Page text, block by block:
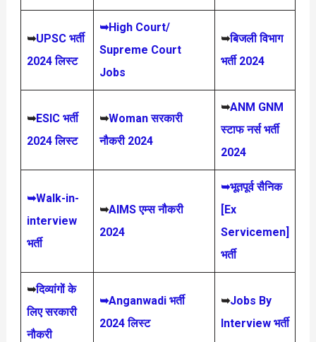
➥UPSC भर्ती
2024 लिस्ट
➥High Court/
Supreme Court
Jobs
➥बिजली विभाग
भर्ती 2024
➥ESIC भर्ती
2024 लिस्ट
➥Woman सरकारी
नौकरी 2024
➥ANM GNM
स्टाफ नर्स भर्ती
2024
➥Walk-in-
interview
भर्ती
➥AIMS एम्स नौकरी
2024
➥भूतपूर्व सैनिक
[Ex
Servicemen]
भर्ती
➥दिव्यांगों के
लिए सरकारी
नौकरी
➥Anganwadi भर्ती
2024 लिस्ट
➥Jobs By
Interview भर्ती